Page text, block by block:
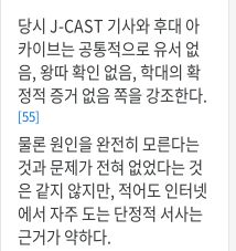
당시 J-CAST 기사와 후대 아
카이브는 공통적으로 유서 없
음, 왕따 확인 없음, 학대의 확
정적 증거 없음 쪽을 강조한다.
[55]
물론 원인을 완전히 모른다는
것과 문제가 전혀 없었다는 것
은 같지 않지만, 적어도 인터넷
에서 자주 도는 단정적 서사는
근거가 약하다.